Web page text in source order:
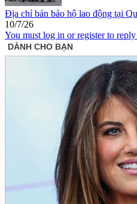
Địa chỉ bán bảo hộ lao động tại
10/7/26
You must log in or register to reply